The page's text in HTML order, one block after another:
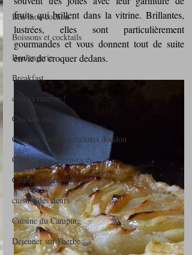
Ben mon cochon !
Boissons et cocktails
Boulangerie
Breakfast
c'est la rentrée !
Chicken run
Comfort food, les recettes doudou
Coquillages et crustacés
Courges, cucurbitacées
cuisine des fleurs
Cuisine du Camping
Déjeuner sur l'herbe
fruits qui brillent dans la vitrine. Brillantes,
lustrées, elles sont particulièrement
gourmandes et vous donnent tout de suite
envie de croquer dedans.